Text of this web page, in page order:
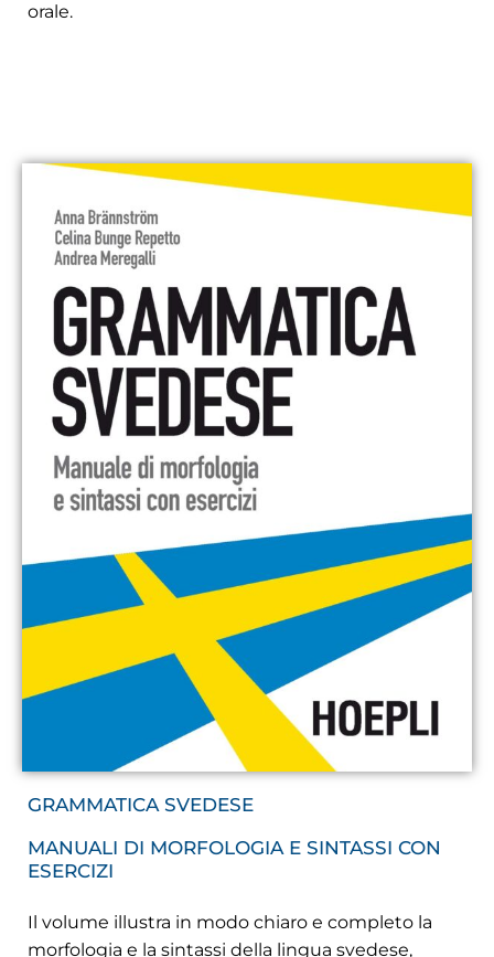
orale.
GRAMMATICA SVEDESE
MANUALI DI MORFOLOGIA E SINTASSI CON
ESERCIZI
Il volume illustra in modo chiaro e completo la
morfologia e la sintassi della lingua svedese,